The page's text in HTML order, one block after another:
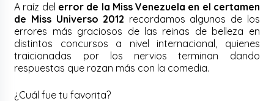
A raíz del error de la Miss Venezuela en el certamen
de Miss Universo 2012 recordamos algunos de los
errores más graciosos de las reinas de belleza en
distintos concursos a nivel internacional, quienes
traicionadas por los nervios terminan dando
respuestas que rozan más con la comedia.
¿Cuál fue tu favorita?